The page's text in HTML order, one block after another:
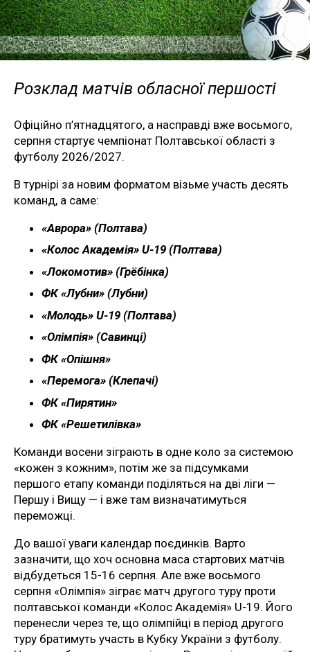
Розклад матчів обласної першості
Офіційно п’ятнадцятого, а насправді вже восьмого,
серпня стартує чемпіонат Полтавської області з
футболу 2026/2027.
В турнірі за новим форматом візьме участь десять
команд, а саме:
«Аврора» (Полтава)
«Колос Академія» U-19 (Полтава)
«Локомотив» (Грёбінка)
ФК «Лубни» (Лубни)
«Молодь» U-19 (Полтава)
«Олімпія» (Савинці)
ФК «Опішня»
«Перемога» (Клепачі)
ФК «Пирятин»
ФК «Решетилівка»
Команди восени зіграють в одне коло за системою
«кожен з кожним», потім же за підсумками
першого етапу команди поділяться на дві ліги —
Першу і Вищу — і вже там визначатимуться
переможці.
До вашої уваги календар поєдинків. Варто
зазначити, що хоч основна маса стартових матчів
відбудеться 15-16 серпня. Але вже восьмого
серпня «Олімпія» зіграє матч другого туру проти
полтавської команди «Колос Академія» U-19. Його
перенесли через те, що олімпійці в період другого
туру братимуть участь в Кубку України з футболу.